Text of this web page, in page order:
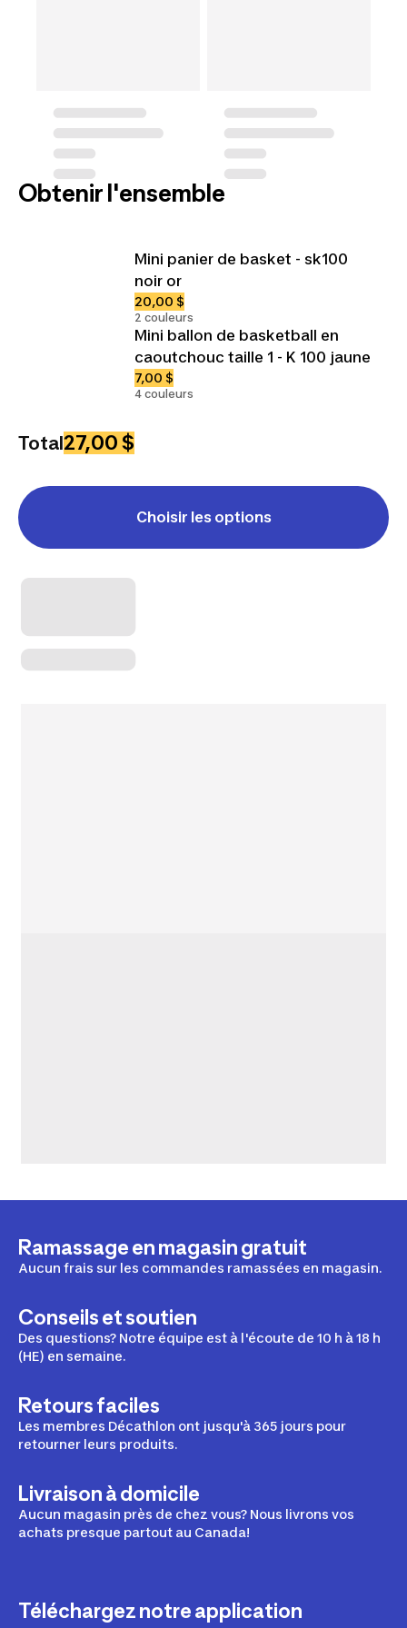
Obtenir l'ensemble
Mini panier de basket - sk100
noir or
20,00 $
2 couleurs
Mini ballon de basketball en
caoutchouc taille 1 - K 100 jaune
7,00 $
4 couleurs
Total27,00 $
Choisir les options
Ramassage en magasin gratuit
Aucun frais sur les commandes ramassées en magasin.
Conseils et soutien
Des questions? Notre équipe est à l'écoute de 10 h à 18 h
(HE) en semaine.
Retours faciles
Les membres Décathlon ont jusqu'à 365 jours pour
retourner leurs produits.
Livraison à domicile
Aucun magasin près de chez vous? Nous livrons vos
achats presque partout au Canada!
Téléchargez notre application